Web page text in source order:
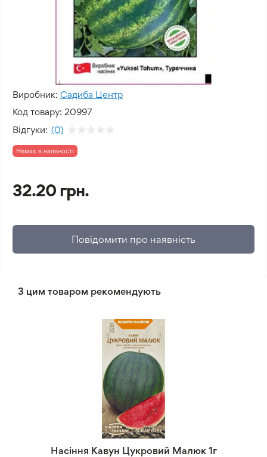
Виробник: Садиба Центр
Код товару: 20997
Відгуки: (0)
Немає в наявності
32.20 грн.
Повідомити про наявність
З цим товаром рекомендують
Насіння Кавун Цукровий Малюк 1г